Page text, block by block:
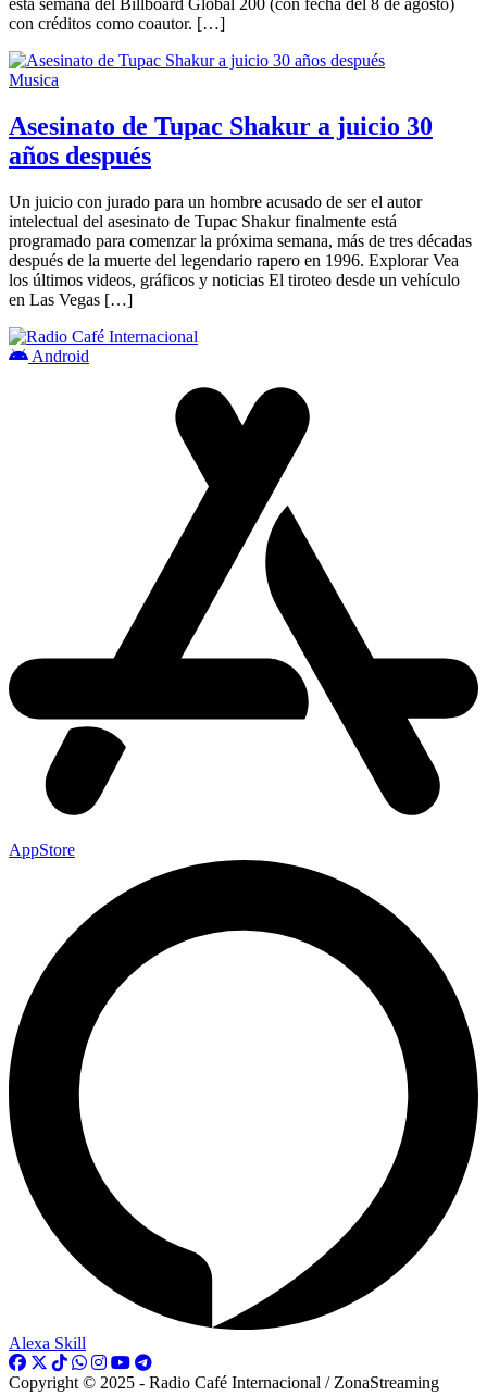
esta semana del Billboard Global 200 (con fecha del 8 de agosto)
con créditos como coautor. […]
Musica
Asesinato de Tupac Shakur a juicio 30
años después
Un juicio con jurado para un hombre acusado de ser el autor
intelectual del asesinato de Tupac Shakur finalmente está
programado para comenzar la próxima semana, más de tres décadas
después de la muerte del legendario rapero en 1996. Explorar Vea
los últimos videos, gráficos y noticias El tiroteo desde un vehículo
en Las Vegas […]
Android
AppStore
Alexa Skill
Copyright © 2025 - Radio Café Internacional / ZonaStreaming